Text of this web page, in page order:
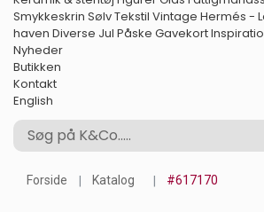
Smykkeskrin SølvTekstil Vintage Hermés -
haven Diverse Jul Påske Gavekort
Nyheder
Butikken
Kontakt
English
Forside Katalog #617170